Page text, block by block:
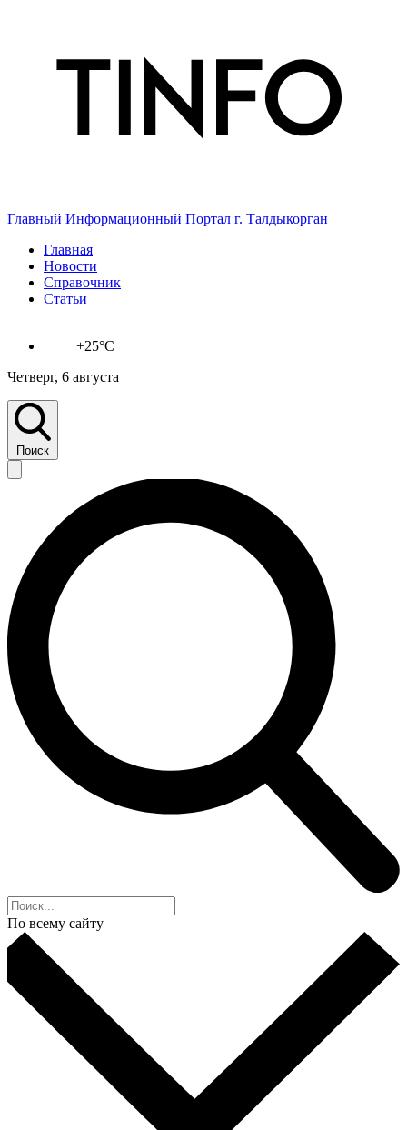
Главный Информационный Портал г. Талдыкорган
Главная
Новости
Справочник
Статьи
+25°C
Четверг, 6 августа
Поиск
По всему сайту